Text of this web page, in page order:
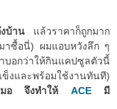
งบ้าน แล้วราคาก็ถูกมาก
มาซื้อนี่) ผมแอบหวังลึก ๆ
บอกว่าให้กินแคปซูลตัวนี้
งและพร้อมใช้งานทันที)
สมอ จึงทำให้ ACEมี